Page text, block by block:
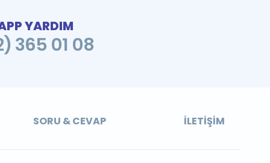
YARDIM
365 01 08
SORU & CEVAP İLETIŞIM